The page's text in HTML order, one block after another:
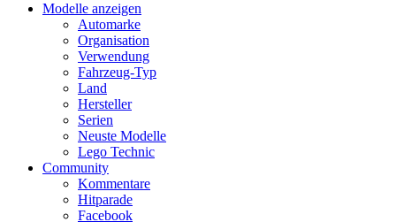
Modelle anzeigen
Automarke
Organisation
Verwendung
Fahrzeug-Typ
Land
Hersteller
Serien
Neuste Modelle
Lego Technic
Community
Kommentare
Hitparade
Facebook